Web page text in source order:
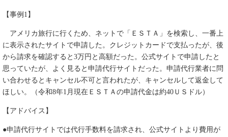
【事例1】
アメリカ旅行に行くため、ネットで「ＥＳＴＡ」を検索し、一番上
に表示されたサイトで申請した。クレジットカードで支払ったが、後
から請求を確認すると3万円と高額だった。公式サイトで申請したと
思っていたが、よく見ると申請代行サイトだった。申請代行業者に問
い合わせるとキャンセル不可と言われたが、キャンセルして返金して
ほしい。（令和8年1月現在ＥＳＴＡの申請代金は約40ＵＳドル）
【アドバイス】
●申請代行サイトでは代行手数料を請求され、公式サイトより費用が